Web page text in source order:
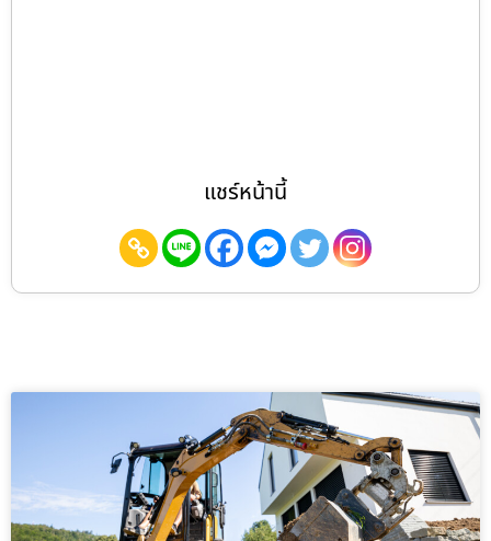
แชร์หน้านี้